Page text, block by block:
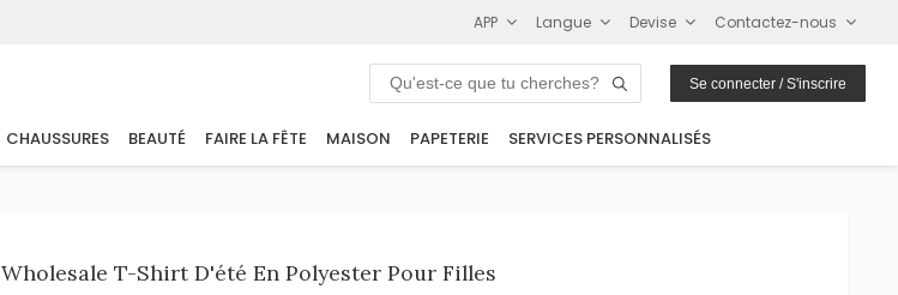
APP Langue Devise Contactez-nous
Se connecter / S'inscrire
CHAUSSURES BEAUTÉ FAIRE LA FÊTE MAISON PAPETERIE SERVICES PERSONNALISÉS
Wholesale T-Shirt D'été En Polyester Pour Filles